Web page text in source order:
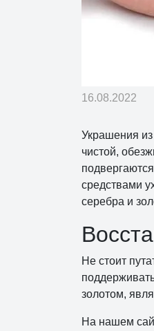
16.08.2022
Украшения
чистой,
средствами
серебра и
Не стоит
золотом,
На нашем